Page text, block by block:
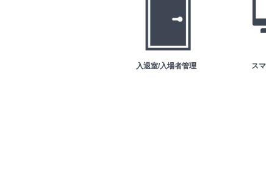
入退室/入場者管理 ス